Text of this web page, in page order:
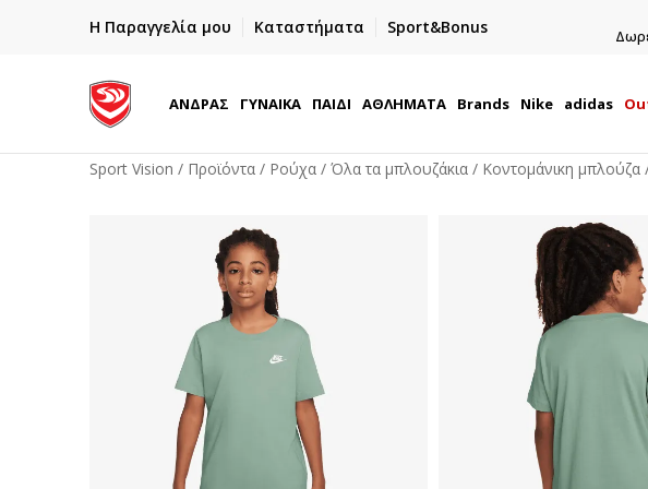
Η Παραγγελία μου Καταστήματα Sport&Bonus
ΓΡΗΓΟΡΟΤΕΡΗ ΠΑΡΑΔΟΣΗ ΜΕ BOX NOW
Παραλαβή 24/7
ΑΝΔΡΑΣ ΓΥΝΑΙΚΑ ΠΑΙΔΙ ΑΘΛΗΜΑΤΑ Brands Nike adidas
Sport Vision Προϊόντα Ρούχα Όλα τα μπλουζάκια Κοντομάνικη μπλούζα